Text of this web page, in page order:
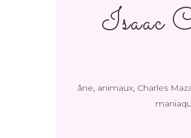
Isaac
âne, animaux, Charles